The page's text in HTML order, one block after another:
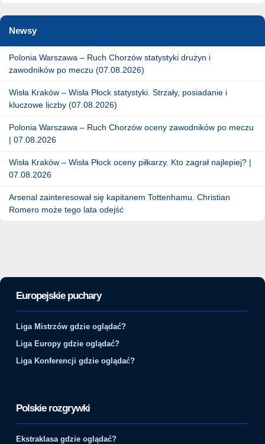
Newsy
Polonia Warszawa – Ruch Chorzów statystyki drużyn i
zawodników po meczu (07.08.2026)
Wisła Kraków – Wisła Płock statystyki. Strzały, posiadanie i
kluczowe liczby (07.08.2026)
Polonia Warszawa – Ruch Chorzów oceny zawodników po meczu
| 07.08.2026
Wisła Kraków – Wisła Płock oceny piłkarzy. Kto zagrał najlepiej? |
07.08.2026
Arsenal zainteresował się kapitanem Tottenhamu. Christian
Romero może tego lata odejść
Europejskie puchary
Liga Mistrzów gdzie oglądać?
Liga Europy gdzie oglądać?
Liga Konferencji gdzie oglądać?
Polskie rozgrywki
Ekstraklasa gdzie oglądać?